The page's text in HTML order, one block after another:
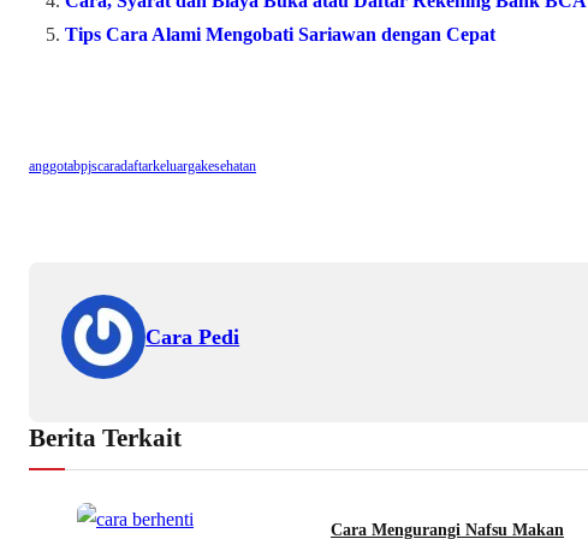
Tips Cara Alami Mengobati Sariawan dengan Cepat
anggotabpjscaradaftarkeluargakesehatan
Cara Pedi
Berita Terkait
Cara Mengurangi Nafsu Makan